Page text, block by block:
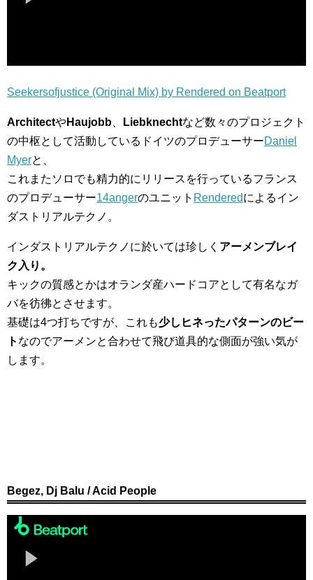
Seekersofjustice (Original Mix) by Rendered on Beatport
ArchitectやHaujobb Liebknechtなど数々のプロジェクト
の中枢として活動しているドイツのプロデューサーDaniel
Myerと、
これまたソロでも精力的にリリースを行っているフランス
のプロデューサー14angerのユニット Renderedによるイン
ダストリアルテクノ。
インダストリアルテクノに於いては珍しく アーメンブレイ
ク入り。
キックの質感とかはオランダ産ハードコアとして有名なガ
バを彷彿とさせます。
基礎は4つ打ちですが、これも少しヒネったパターンのビー
ト なのでアーメンと合わせて飛び道具的な側面が強い気が
します。
Begez, Dj Balu / Acid People